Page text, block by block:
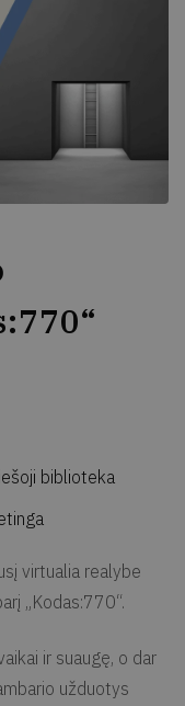
biblioteka
virtualia realybe
„Kodas:770“.
ir suaugę, o dar
užduotys